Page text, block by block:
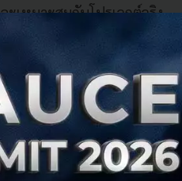
เหมาะสมกับโปรเจกต์จริง
าร